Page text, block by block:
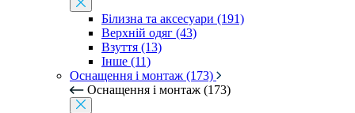
Білизна та аксесуари (191)
Верхній одяг (43)
Взуття (13)
Інше (11)
Оснащення і монтаж (173)
Оснащення і монтаж (173)